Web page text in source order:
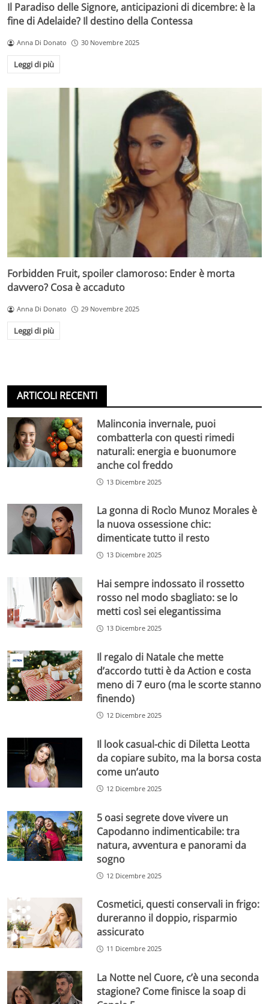
Il Paradiso delle Signore, anticipazioni di dicembre: è la
fine di Adelaide? Il destino della Contessa
Anna Di Donato 30 Novembre 2025
Leggi di più
Forbidden Fruit, spoiler clamoroso: Ender è morta
davvero? Cosa è accaduto
Anna Di Donato 29 Novembre 2025
Leggi di più
ARTICOLI RECENTI
Malinconia invernale, puoi
combatterla con questi rimedi
naturali: energia e buonumore
anche col freddo
13 Dicembre 2025
La gonna di Rocìo Munoz Morales è
la nuova ossessione chic:
dimenticate tutto il resto
13 Dicembre 2025
Hai sempre indossato il rossetto
rosso nel modo sbagliato: se lo
metti così sei elegantissima
13 Dicembre 2025
Il regalo di Natale che mette
d’accordo tutti è da Action e costa
meno di 7 euro (ma le scorte stanno
finendo)
12 Dicembre 2025
Il look casual-chic di Diletta Leotta
da copiare subito, ma la borsa costa
come un’auto
12 Dicembre 2025
5 oasi segrete dove vivere un
Capodanno indimenticabile: tra
natura, avventura e panorami da
sogno
12 Dicembre 2025
Cosmetici, questi conservali in frigo:
dureranno il doppio, risparmio
assicurato
11 Dicembre 2025
La Notte nel Cuore, c’è una seconda
stagione? Come finisce la soap di